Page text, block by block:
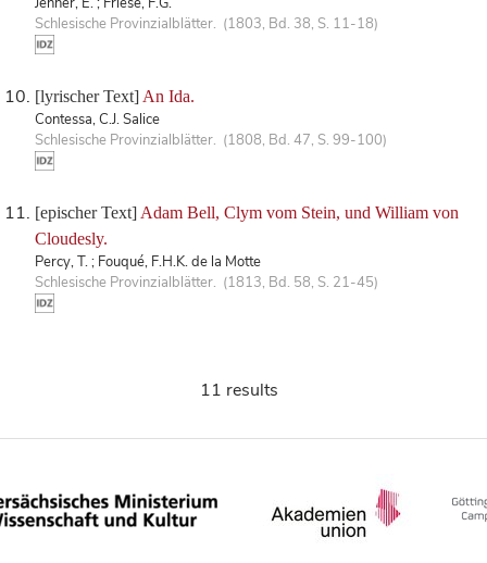
Schlesische Provinzialblätter. (1803, Bd. 38, S. 11-18)
[lyrischer Text] An Ida.
Contessa, C.J. Salice
Schlesische Provinzialblätter. (1808, Bd. 47, S. 99-100)
[epischer Text] Adam Bell, Clym vom Stein, und William von
Cloudesly.
Percy, T. ; Fouqué, F.H.K. de la Motte
Schlesische Provinzialblätter. (1813, Bd. 58, S. 21-45)
11 results